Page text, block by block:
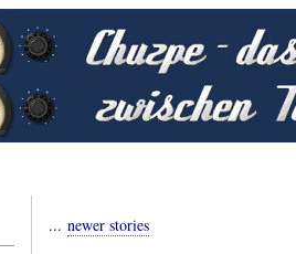
... newer stories